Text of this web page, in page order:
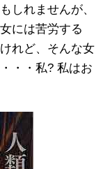
しれませんが、
には苦労する
れど、そんな女
・・私? 私はお